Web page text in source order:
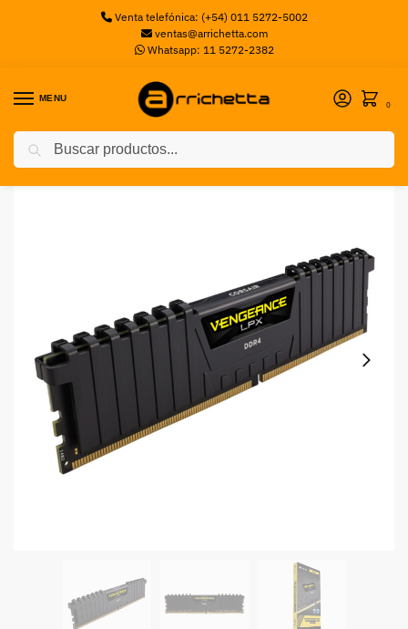
Venta telefónica: (+54) 011 5272-5002
ventas@arrichetta.com
Whatsapp: 11 5272-2382
MENU
0
Inicio Memorias PC / Memoria DDR4 Corsair 8Gb 2400 MHz Vengeance LPX Black